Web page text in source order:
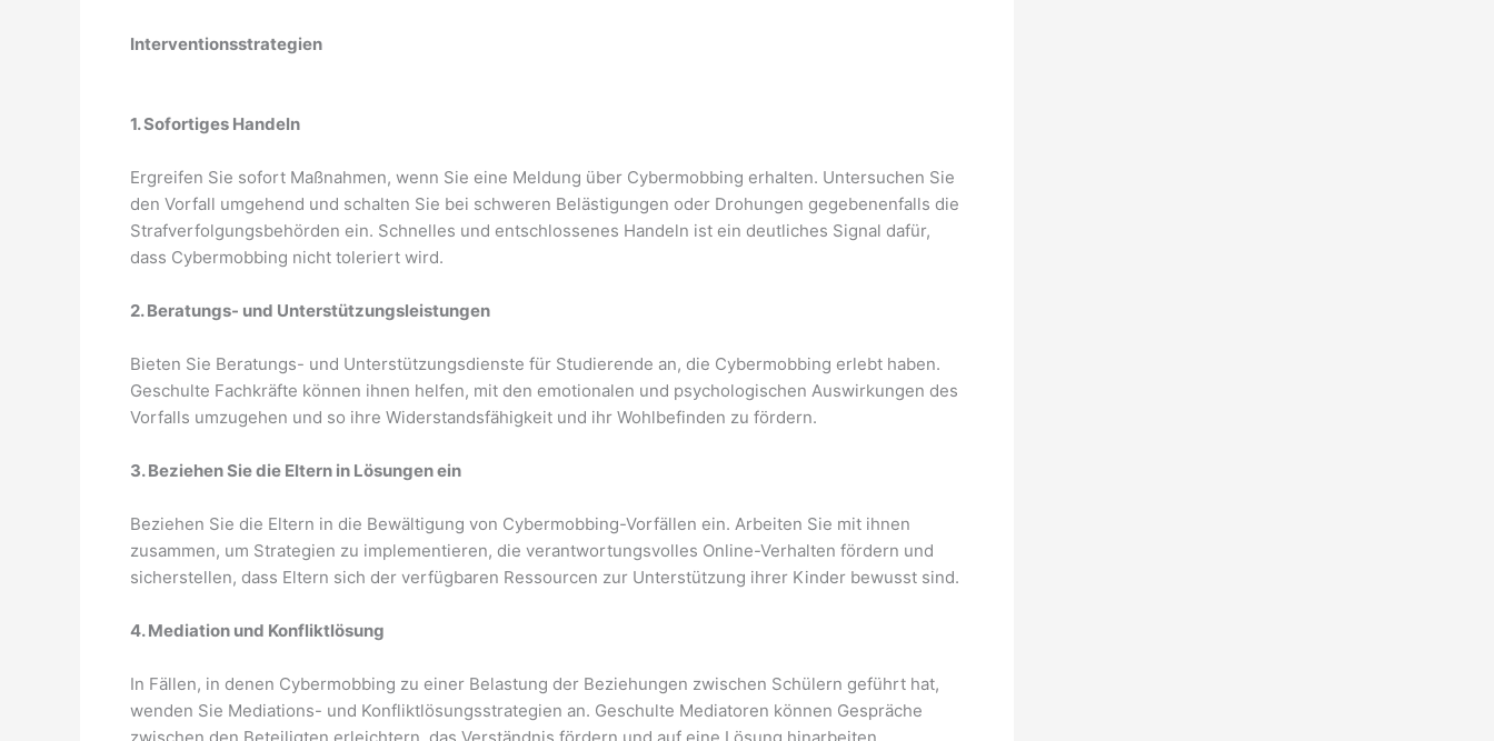
Interventionsstrategien
1. Sofortiges Handeln
Ergreifen Sie sofort Maßnahmen, wenn Sie eine Meldung über Cybermobbing erhalten. Untersuchen Sie
den Vorfall umgehend und schalten Sie bei schweren Belästigungen oder Drohungen gegebenenfalls die
Strafverfolgungsbehörden ein. Schnelles und entschlossenes Handeln ist ein deutliches Signal dafür,
dass Cybermobbing nicht toleriert wird.
2. Beratungs- und Unterstützungsleistungen
Bieten Sie Beratungs- und Unterstützungsdienste für Studierende an, die Cybermobbing erlebt haben.
Geschulte Fachkräfte können ihnen helfen, mit den emotionalen und psychologischen Auswirkungen des
Vorfalls umzugehen und so ihre Widerstandsfähigkeit und ihr Wohlbefinden zu fördern.
3. Beziehen Sie die Eltern in Lösungen ein
Beziehen Sie die Eltern in die Bewältigung von Cybermobbing-Vorfällen ein. Arbeiten Sie mit ihnen
zusammen, um Strategien zu implementieren, die verantwortungsvolles Online-Verhalten fördern und
sicherstellen, dass Eltern sich der verfügbaren Ressourcen zur Unterstützung ihrer Kinder bewusst sind.
4. Mediation und Konfliktlösung
In Fällen, in denen Cybermobbing zu einer Belastung der Beziehungen zwischen Schülern geführt hat,
wenden Sie Mediations- und Konfliktlösungsstrategien an. Geschulte Mediatoren können Gespräche